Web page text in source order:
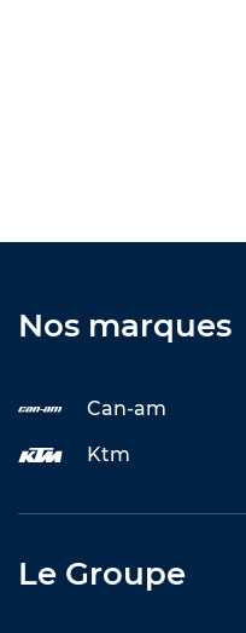
Nos marques
Can-am
Ktm
Le Groupe